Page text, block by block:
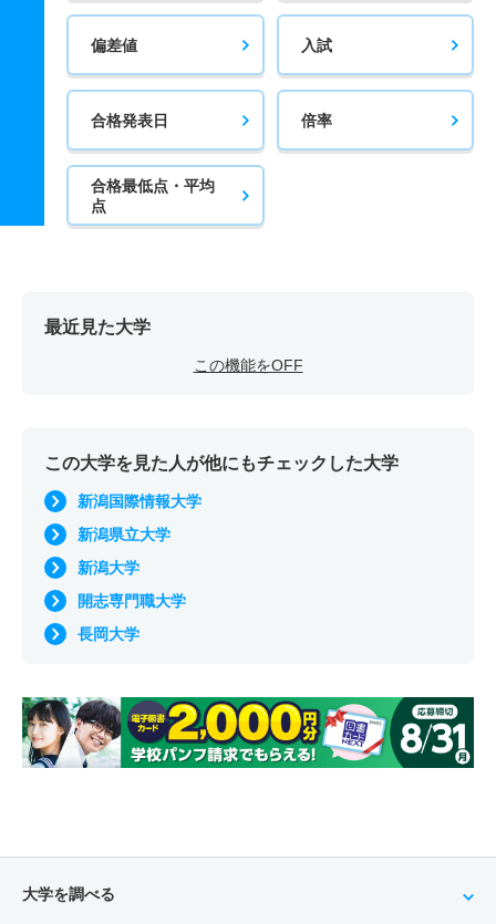
偏差値 入試
合格発表日 倍率
合格最低点・平均
点
最近見た大学
この機能をOFF
この大学を見た人が他にもチェックした大学
新潟国際情報大学
新潟県立大学
新潟大学
開志専門職大学
長岡大学
大学を調べる